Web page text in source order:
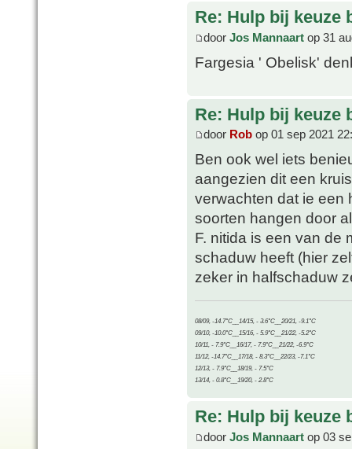
Re: Hulp bij keuze
door Jos Mannaart op 31
Fargesia ' Obelisk'
Re: Hulp bij keuze
door Rob op 01 sep 2021
Ben ook wel iets
aangezien dit een
verwachten dat ie een
soorten hangen door
F. nitida is een van de
schaduw heeft (hier
zeker in halfschaduw
08/09, -14.7°C__14/15, - 3.6°C__20/21, -9.1°C
09/10, -10.0°C__15/16, - 5.9°C__21/22, -5.2°C
10/11, - 7.9°C__16/17, - 7.9°C__21/22, -6.9°C
11/12, -14.7°C__17/18, - 8.3°C__22/23, -7.1°C
12/13, - 7.9°C__18/19, - 7.5°C
13/14, - 0.8°C__19/20, - 2.8°C
Re: Hulp bij keuze
door Jos Mannaart op 03